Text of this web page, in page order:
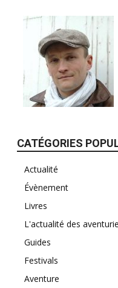
CATÉGORIES
Actualité
Évènement
Livres
L'actualité des
Guides
Festivals
Aventure